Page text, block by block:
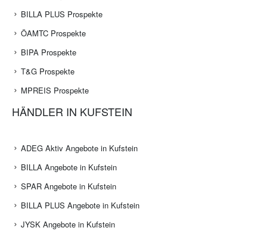
BILLA PLUS Prospekte
ÖAMTC Prospekte
BIPA Prospekte
T&G Prospekte
MPREIS Prospekte
HÄNDLER IN KUFSTEIN
ADEG Aktiv Angebote in Kufstein
BILLA Angebote in Kufstein
SPAR Angebote in Kufstein
BILLA PLUS Angebote in Kufstein
JYSK Angebote in Kufstein